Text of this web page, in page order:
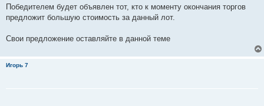
Победителем будет объявлен тот, кто к моменту окончания торгов
предложит большую стоимость за данный лот.
Свои предложение оставляйте в данной теме
Игорь 7